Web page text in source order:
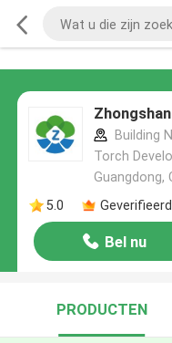
Building
Torch
Guangdong,
5.0
Bel nu
PRODUCTEN